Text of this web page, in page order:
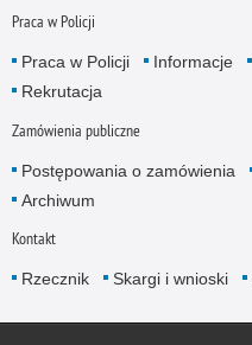
Praca w Policji
Praca w Policji Informacje
Rekrutacja
Zamówienia publiczne
Postępowania o zamówienia
Archiwum
Kontakt
Rzecznik Skargi i wnioski